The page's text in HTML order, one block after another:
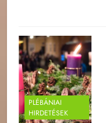
PLÉBÁNIAI
HIRDETÉSEK